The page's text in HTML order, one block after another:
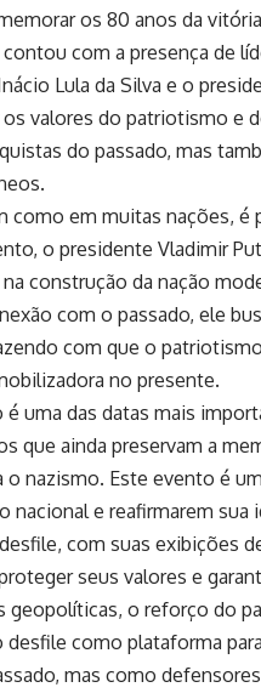
os 80 anos da
com a presença de
Lula da Silva e o
valores do patriotismo e
do passado, mas
como em muitas nações, é
o presidente Vladimir
na construção da nação
com o passado, ele
com que o
no presente.
uma das datas mais
que ainda preservam a
o nazismo. Este evento é
nacional e reafirmarem
com suas exibições
seus valores e
geopolíticas, o reforço do
como plataforma
mas como